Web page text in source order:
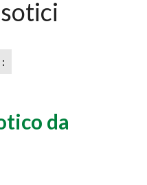
da